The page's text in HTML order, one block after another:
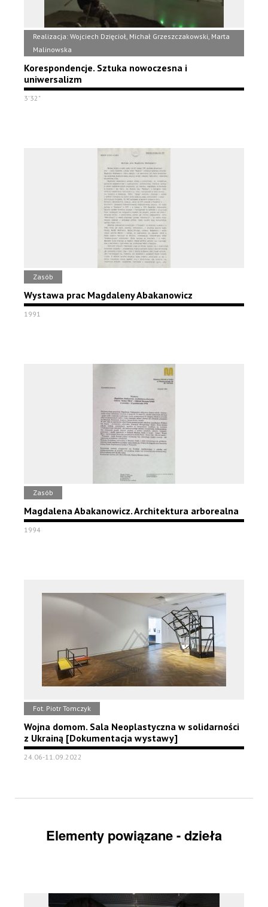
Realizacja: Wojciech Dzięcioł, Michał Grzeszczakowski, Marta
Malinowska
Korespondencje. Sztuka nowoczesna i
uniwersalizm
3'32"
Zasób
Wystawa prac Magdaleny Abakanowicz
1991
Zasób
Magdalena Abakanowicz. Architektura arborealna
1994
Fot. Piotr Tomczyk
Wojna domom. Sala Neoplastyczna w solidarności
z Ukrainą [Dokumentacja wystawy]
24.06-11.09.2022
Elementy powiązane - dzieła